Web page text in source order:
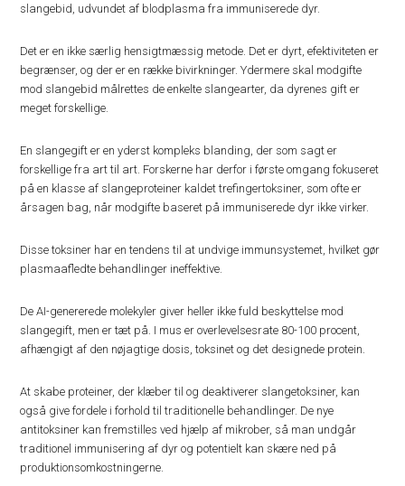
slangebid, udvundet af blodplasma fra immuniserede dyr.
Det er en ikke særlig hensigtmæssig metode. Det er dyrt, efektiviteten er
begrænser, og der er en række bivirkninger. Ydermere skal modgifte
mod slangebid målrettes de enkelte slangearter, da dyrenes gift er
meget forskellige.
En slangegift er en yderst kompleks blanding, der som sagt er
forskellige fra art til art. Forskerne har derfor i første omgang fokuseret
på en klasse af slangeproteiner kaldet trefingertoksiner, som ofte er
årsagen bag, når modgifte baseret på immuniserede dyr ikke virker.
Disse toksiner har en tendens til at undvige immunsystemet, hvilket gør
plasmaafledte behandlinger ineffektive.
De AI-genererede molekyler giver heller ikke fuld beskyttelse mod
slangegift, men er tæt på. I mus er overlevelsesrate 80-100 procent,
afhængigt af den nøjagtige dosis, toksinet og det designede protein.
At skabe proteiner, der klæber til og deaktiverer slangetoksiner, kan
også give fordele i forhold til traditionelle behandlinger. De nye
antitoksiner kan fremstilles ved hjælp af mikrober, så man undgår
traditionel immunisering af dyr og potentielt kan skære ned på
produktionsomkostningerne.